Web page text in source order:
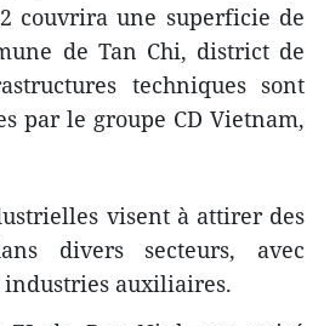
couvrira une superficie de
de Tan Chi, district de
techniques sont
par le groupe CD Vietnam,
visent à attirer des
divers secteurs, avec
industries auxiliaires.